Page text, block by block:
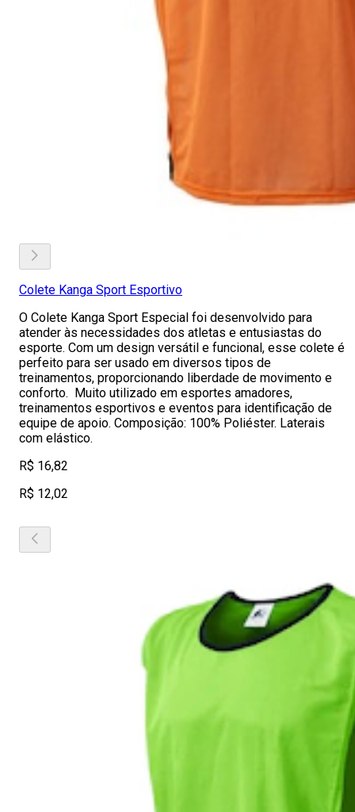
Colete Kanga Sport Esportivo
O Colete Kanga Sport Especial foi desenvolvido para
atender às necessidades dos atletas e entusiastas do
esporte. Com um design versátil e funcional, esse colete é
perfeito para ser usado em diversos tipos de
treinamentos, proporcionando liberdade de movimento e
conforto. Muito utilizado em esportes amadores,
treinamentos esportivos e eventos para identificação de
equipe de apoio. Composição: 100% Poliéster. Laterais
com elástico.
R$ 16,82
R$ 12,02